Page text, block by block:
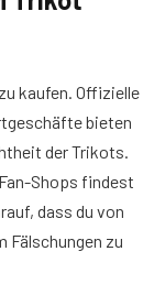
zu kaufen. Offizielle
bieten
der Trikots.
Shops findest
dass du von
Fälschungen zu